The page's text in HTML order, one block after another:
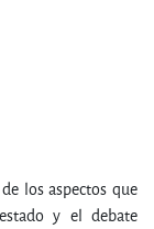
los aspectos que
y el debate